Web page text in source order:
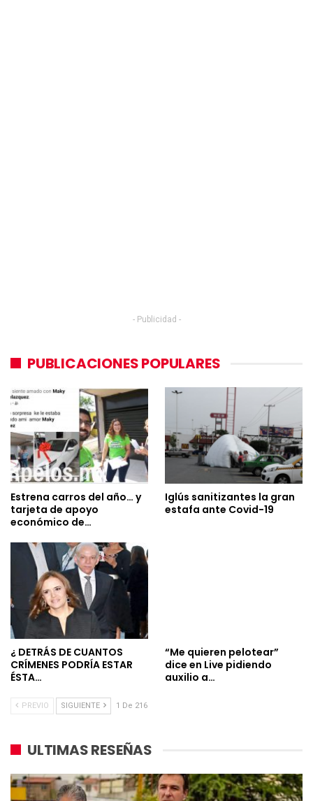
- Publicidad -
PUBLICACIONES POPULARES
Estrena carros del año… y
tarjeta de apoyo
económico de…
Iglús sanitizantes la gran
estafa ante Covid-19
¿ DETRÁS DE CUANTOS
CRÍMENES PODRÍA ESTAR
ÉSTA…
“Me quieren pelotear”
dice en Live pidiendo
auxilio a…
PREVIO SIGUIENTE 1 De 216
ULTIMAS RESEÑAS